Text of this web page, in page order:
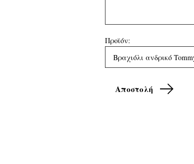
Προϊόν: